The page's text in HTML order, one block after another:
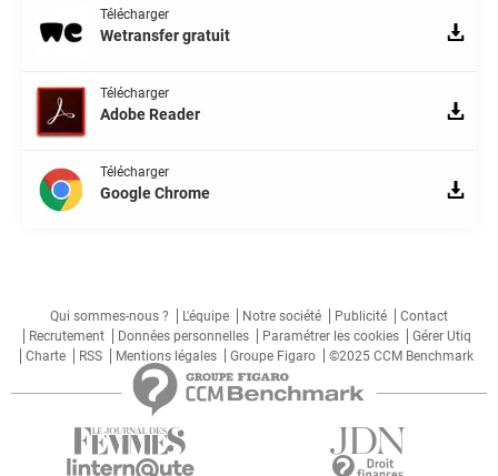
Télécharger
Wetransfer gratuit
Télécharger
Adobe Reader
Télécharger
Google Chrome
Qui sommes-nous ? L'équipe Notre société Publicité
Contact
Recrutement
Données personnelles Paramétrer les cookies
Gérer Utiq
Charte
RSS Mentions légales Groupe Figaro ©2025 CCM Benchmark